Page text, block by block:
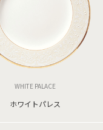
WHITE PALACE
ホワイトパレス